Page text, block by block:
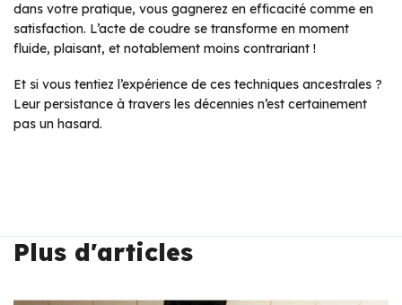
dans votre pratique, vous gagnerez en efficacité comme en
satisfaction. L’acte de coudre se transforme en moment
fluide, plaisant, et notablement moins contrariant !
Et si vous tentiez l’expérience de ces techniques ancestrales ?
Leur persistance à travers les décennies n’est certainement
pas un hasard.
Plus d'articles